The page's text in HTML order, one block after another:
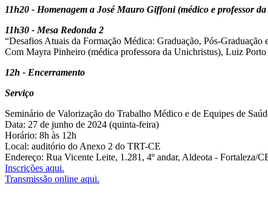
11h20 - Homenagem a José Mauro Giffoni (médico e professor
11h30 - Mesa Redonda 2
“Desafios Atuais da Formação Médica: Graduação, Pós-Graduação
Com Mayra Pinheiro (médica professora da Unichristus), Luiz
12h - Encerramento
Serviço
Seminário de Valorização do Trabalho Médico e de Equipes de
Data: 27 de junho de 2024 (quinta-feira)
Horário: 8h às 12h
Local: auditório do Anexo 2 do TRT-CE
Endereço: Rua Vicente Leite, 1.281, 4º andar, Aldeota - Fortaleza/
Inscrições aqui.
Transmissão online aqui.